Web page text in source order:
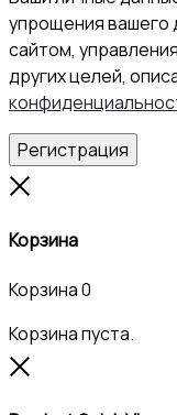
упрощения вашего
сайтом,
других целей,
Регистрация
Корзина
Корзина0
Корзина пуста.